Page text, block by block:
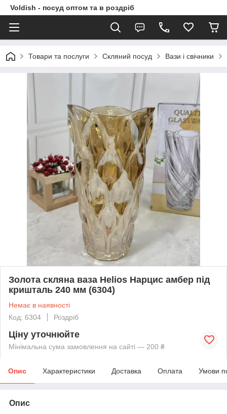
Voldish - посуд оптом та в роздріб
Товари та послуги Скляний посуд Вази і свічники
Золота скляна ваза Helios Нарцис амбер під
кришталь 240 мм (6304)
Немає в наявності
Код: 6304
Роздріб
Ціну уточнюйте
Мінімальна сума замовлення на сайті — 200 ₴
Опис Характеристики Доставка Оплата Умови
Опис